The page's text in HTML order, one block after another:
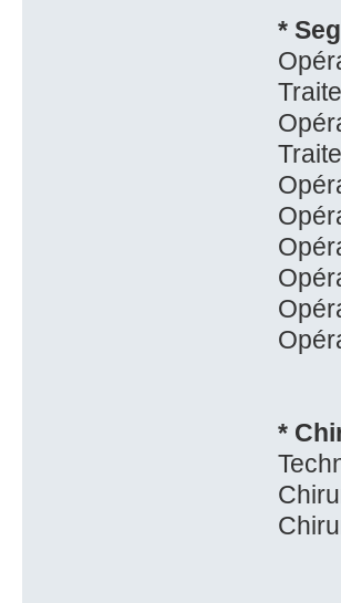
*
*